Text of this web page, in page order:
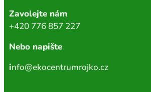
Zavolejte nám
+420 776 857 227
Nebo napište
info@ekocentrumrojko.cz